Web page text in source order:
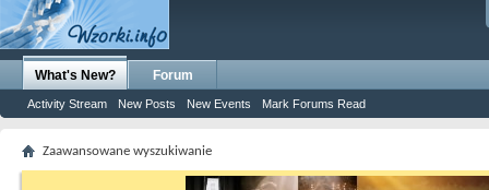
What's New?
Activity Stream New Posts New Events Mark Forums Read
Forum
Zaawansowane wyszukiwanie